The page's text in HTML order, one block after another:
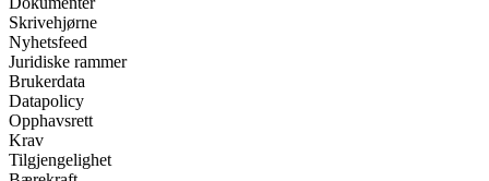
Skrivehjørne
Nyhetsfeed
Juridiske rammer
Brukerdata
Datapolicy
Opphavsrett
Krav
Tilgjengelighet